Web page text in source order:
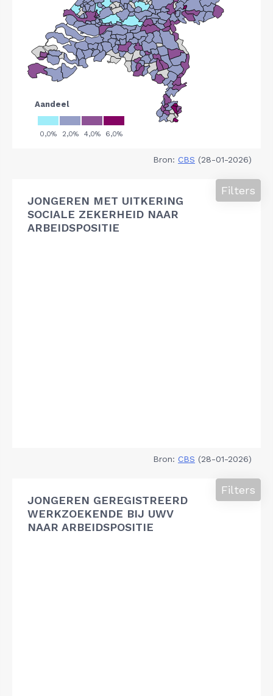
Bron: CBS (28-01-2026)
JONGEREN MET UITKERING
SOCIALE ZEKERHEID NAAR
ARBEIDSPOSITIE
Filters
Bron: CBS (28-01-2026)
JONGEREN GEREGISTREERD
WERKZOEKENDE BIJ UWV
NAAR ARBEIDSPOSITIE
Filters